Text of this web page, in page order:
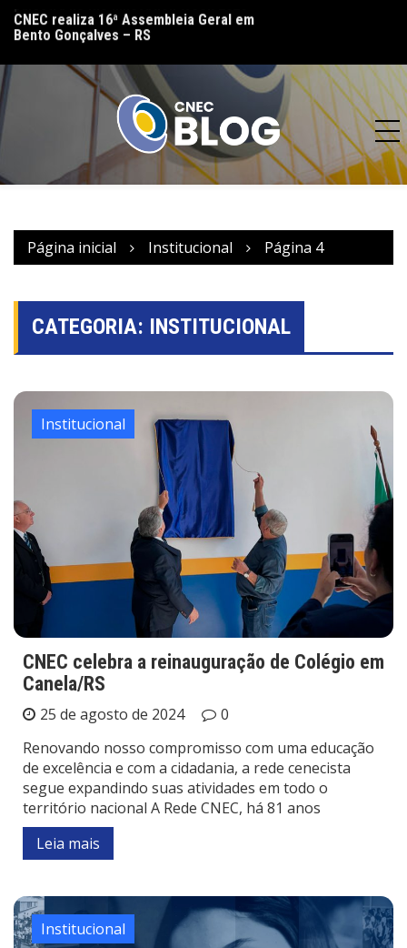
CNEC realiza 16ª Assembleia Geral em
Bento Gonçalves – RS
Página inicial Institucional Página 4
CATEGORIA: INSTITUCIONAL
Institucional
CNEC celebra a reinauguração de Colégio em
Canela/RS
25 de agosto de 2024
0
Renovando nosso compromisso com uma educação
de excelência e com a cidadania, a rede cenecista
segue expandindo suas atividades em todo o
território nacional A Rede CNEC, há 81 anos
Leia mais
Institucional